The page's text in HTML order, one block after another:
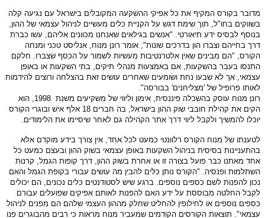
מדובר בקורס המקיף את כל אפיקי ההשקעה המקובלים בישראל עם נגיעה קלה
בשווקים בחו"ל, תוך שימת דגש על הקניית כלים מעשיים לניהול עצמאי של ההון,
בנוסף לבסיס ידע תיאורטי. "אנשים בגילאים שאנחנו מכוונים אליהם, עשו כברת
דרך בחייהם וצברו הון בדרכים שונות", אומר רונן מנוח, אנליסט טכני ומנחה
הקורס, "הם מבינים שאין אלטרנטיבות מעשיות לשמור על הכסף שצברו. חלקם
התנסו בעבר בהשקעות, אם באמצעות מנהלי תיקים, בתי השקעות או באופן
עצמאי, אך לא שבעו נחת ושומעים שאחרים עושים זאת בהצלחה ורוצים להידמות
לאותו פרופיל של 'מצליחנים' בבורסה".
רונן מנוח עוסק בהשכלה פיננסית, אימון וליווי של משקיעים משנת 1998, הוא
הקים את קהילת חובבי שוק ההון בישראל, בה חברים 18 אלף איש ובוגרי הקורס
יוכלו להמשיך ולקבל ליווי דרך אתר הקהילה גם לאחר שיסיימו את הלימודים.
לטענתו של מנוח הקורס רלוונטי כמעט לכל אחד, אין צורך בידע מוקדם אלא
בהתעניינות בסיסית בניהול השקעות באופן עצמאי בשוק ההון ובעצם כמעט כל
אחד מאתנו כבר פועל בצורה זו או אחרת בשוק ההון, דרך קופות הגמל, קרנות
השתלמות ופנסיה. "הקורס נותן כלים להבין מה עושים עבורי בקופת הגמל והאם
נכון להפנות לשם כספים נוספים. ברגע שיש לסטודנטים כלים נכונים, הם יכולים
לקבל החלטה מבוססת על ידע האם להפנות לאותם אפיקים שפועלים עבורם
כספים נוספים או לחילופין להחליט שחלק מההון העצמי שלהם הם מפנים לניהול
עצמאי". תוצאות הקורסים הקודמים שמעביר מנוח מראות כי רבים מהבוגרים פנו